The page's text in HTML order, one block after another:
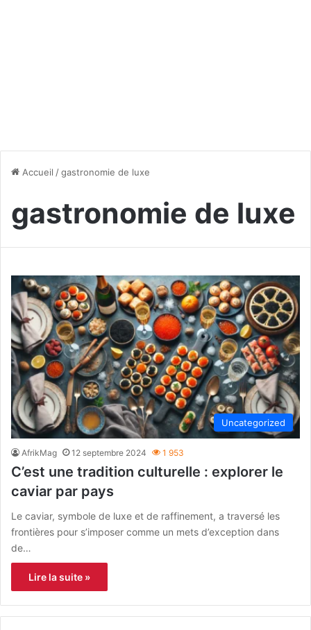
Accueil /gastronomie de luxe
gastronomie de luxe
Uncategorized
AfrikMag 12 septembre 2024 1 953
C’est une tradition culturelle : explorer le
caviar par pays
Le caviar, symbole de luxe et de raffinement, a traversé les
frontières pour s’imposer comme un mets d’exception dans
de…
Lire la suite »